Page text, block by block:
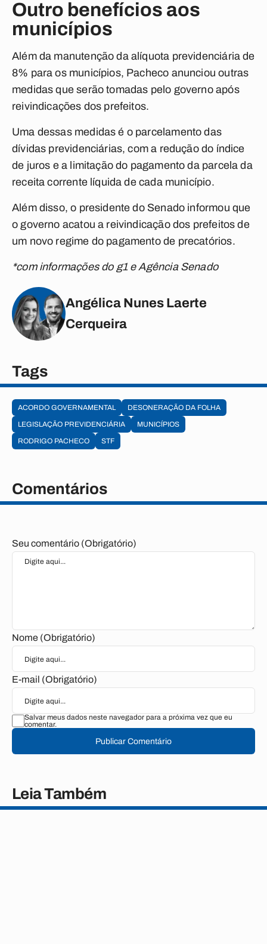
Outro benefícios aos
municípios
Além da manutenção da alíquota previdenciária de
8% para os municípios, Pacheco anunciou outras
medidas que serão tomadas pelo governo após
reivindicações dos prefeitos.
Uma dessas medidas é o parcelamento das
dívidas previdenciárias, com a redução do índice
de juros e a limitação do pagamento da parcela da
receita corrente líquida de cada município.
Além disso, o presidente do Senado informou que
o governo acatou a reivindicação dos prefeitos de
um novo regime do pagamento de precatórios.
*com informações do g1 e Agência Senado
Angélica Nunes Laerte
Cerqueira
Tags
ACORDO GOVERNAMENTAL
DESONERAÇÃO DA FOLHA
LEGISLAÇÃO PREVIDENCIÁRIA
MUNICÍPIOS
RODRIGO PACHECO
STF
Comentários
Seu comentário (Obrigatório)
Nome (Obrigatório)
E-mail (Obrigatório)
Salvar meus dados neste navegador para a próxima vez que eu
comentar.
Publicar Comentário
Leia Também